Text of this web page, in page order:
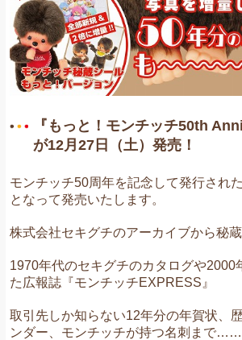
『もっと！モンチッチ50th
が12月27日（土）発売！
モンチッチ50周年を記念して発行され
となって発売いたします。
株式会社セキグチのアーカイブから秘
1970年代のセキグチのカタログや2000
た広報誌『モンチッチEXPRESS』
取引先しか知らない12年分の年賀状、
ンダー、モンチッチが持つ名刺まで……